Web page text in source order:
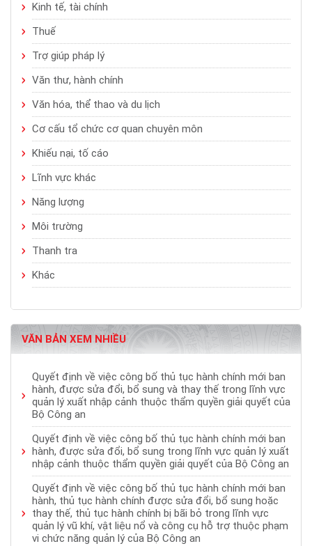
Kinh tế, tài chính
Thuế
Trợ giúp pháp lý
Văn thư, hành chính
Văn hóa, thể thao và du lịch
Cơ cấu tổ chức cơ quan chuyên môn
Khiếu nại, tố cáo
Lĩnh vực khác
Năng lượng
Môi trường
Thanh tra
Khác
VĂN BẢN XEM NHIỀU
Quyết định về việc công bố thủ tục hành chính mới ban
hành, được sửa đổi, bổ sung và thay thế trong lĩnh vực
quản lý xuất nhập cảnh thuộc thẩm quyền giải quyết của
Bộ Công an
Quyết định về việc công bố thủ tục hành chính mới ban
hành, được sửa đổi, bổ sung trong lĩnh vực quản lý xuất
nhập cảnh thuộc thẩm quyền giải quyết của Bộ Công an
Quyết định về việc công bố thủ tục hành chính mới ban
hành, thủ tục hành chính được sửa đổi, bổ sung hoặc
thay thế, thủ tục hành chính bị bãi bỏ trong lĩnh vực
quản lý vũ khí, vật liệu nổ và công cụ hỗ trợ thuộc phạm
vi chức năng quản lý của Bộ Công an